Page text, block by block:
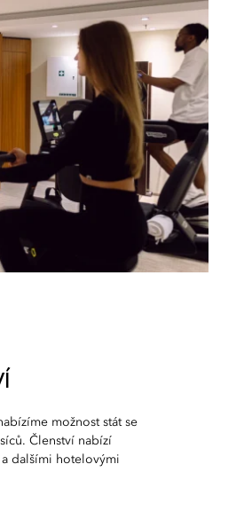
možnost stát se
Členství nabízí
dalšími hotelovými